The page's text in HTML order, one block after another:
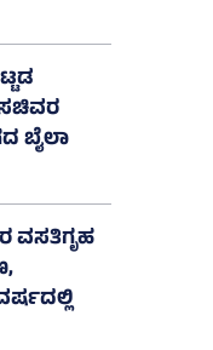
ಸಚಿವರ
ಬೈಲಾ
ವಸತಿಗೃಹ